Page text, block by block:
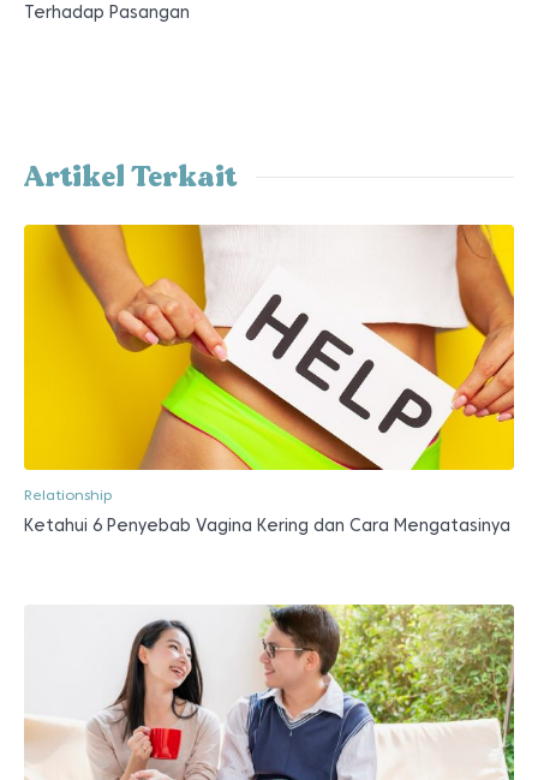
Terhadap Pasangan
Artikel Terkait
Relationship
Ketahui 6 Penyebab Vagina Kering dan Cara Mengatasinya